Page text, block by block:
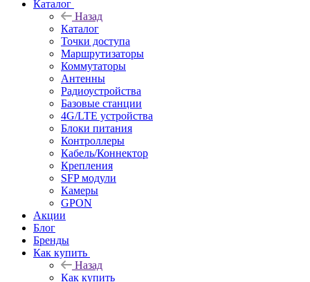
Каталог
Назад
Каталог
Точки доступа
Маршрутизаторы
Коммутаторы
Антенны
Радиоустройства
Базовые станции
4G/LTE устройства
Блоки питания
Контроллеры
Кабель/Коннектор
Крепления
SFP модули
Камеры
GPON
Акции
Блог
Бренды
Как купить
Назад
Как купить